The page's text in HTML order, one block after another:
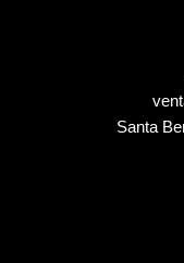
Santa